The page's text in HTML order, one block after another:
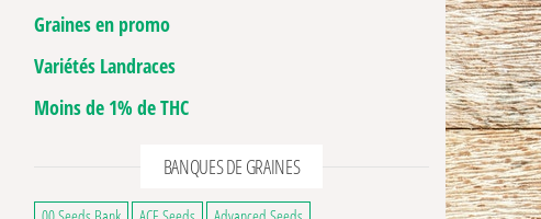
Graines en promo
Variétés Landraces
Moins de 1% de THC
BANQUES DE GRAINES